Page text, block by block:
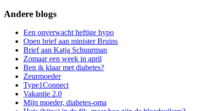
Andere blogs
Een onverwacht heftige hypo
Open brief aan minister Bruins
Brief aan Katja Schuurman
Zomaar een week in april
Ben ik klaar met diabetes?
Zeurmoeder
Type1Connect
Vakantie 2.0
Mijn moeder, diabetes-oma